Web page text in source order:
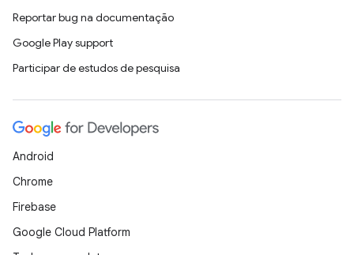
Reportar bug na documentação
Google Play support
Participar de estudos de pesquisa
Android
Chrome
Firebase
Google Cloud Platform